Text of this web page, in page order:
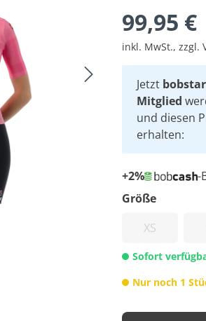
99,95 €
inkl. MwSt., zzgl.
Jetzt
Mitglied
und diesen
erhalten:
+2%
-
Größe
XS
Sofort
Nur noch 1